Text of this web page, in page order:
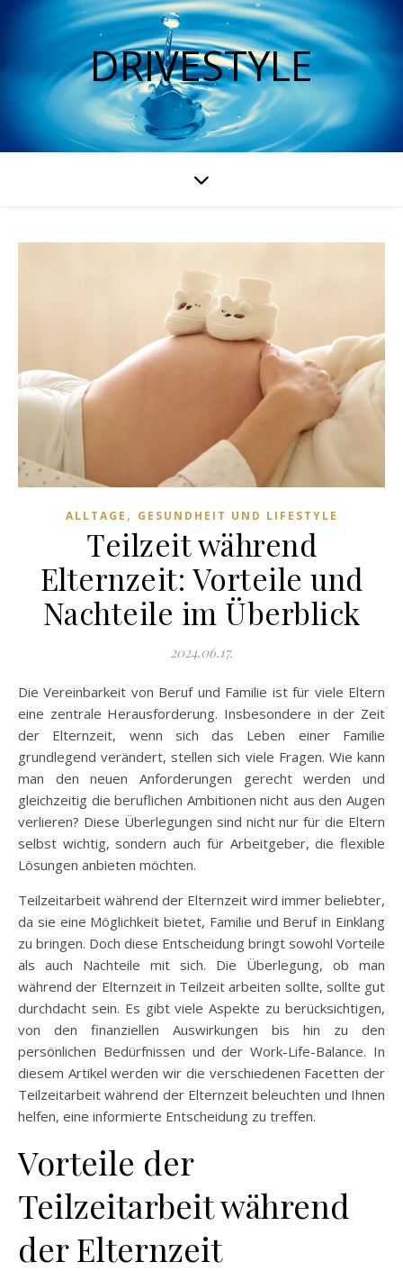
DRIVESTYLE
ALLTAGE , GESUNDHEIT UND LIFESTYLE
Teilzeit während
Elternzeit: Vorteile und
Nachteile im Überblick
2024.06.17.
Die Vereinbarkeit von Beruf und Familie ist für viele Eltern
eine zentrale Herausforderung. Insbesondere in der Zeit
der Elternzeit, wenn sich das Leben einer Familie
grundlegend verändert, stellen sich viele Fragen. Wie kann
man den neuen Anforderungen gerecht werden und
gleichzeitig die beruflichen Ambitionen nicht aus den Augen
verlieren? Diese Überlegungen sind nicht nur für die Eltern
selbst wichtig, sondern auch für Arbeitgeber, die flexible
Lösungen anbieten möchten.
Teilzeitarbeit während der Elternzeit wird immer beliebter,
da sie eine Möglichkeit bietet, Familie und Beruf in Einklang
zu bringen. Doch diese Entscheidung bringt sowohl Vorteile
als auch Nachteile mit sich. Die Überlegung, ob man
während der Elternzeit in Teilzeit arbeiten sollte, sollte gut
durchdacht sein. Es gibt viele Aspekte zu berücksichtigen,
von den finanziellen Auswirkungen bis hin zu den
persönlichen Bedürfnissen und der Work-Life-Balance. In
diesem Artikel werden wir die verschiedenen Facetten der
Teilzeitarbeit während der Elternzeit beleuchten und Ihnen
helfen, eine informierte Entscheidung zu treffen.
Vorteile der
Teilzeitarbeit während
der Elternzeit